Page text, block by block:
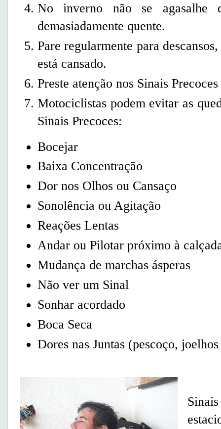
No inverno não se agasalhe
demasiadamente quente.
Pare regularmente para
está cansado.
Preste atenção nos Sinais
Motociclistas podem evitar as
Sinais Precoces:
Bocejar
Baixa Concentração
Dor nos Olhos ou Cansaço
Sonolência ou Agitação
Reações Lentas
Andar ou Pilotar próximo à
Mudança de marchas ásperas
Não ver um Sinal
Sonhar acordado
Boca Seca
Dores nas Juntas (pescoço,